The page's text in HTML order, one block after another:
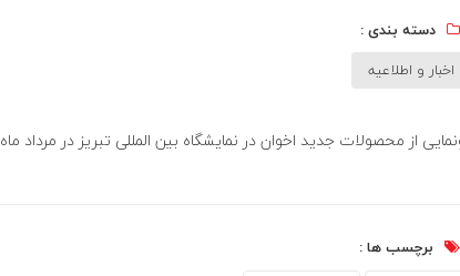
دسته بندی :
اخبار و اطلاعیه
از محصولات جدید اخوان در نمایشگاه بین المللی تبریز در مرداد ماه ۱۳۹۷
برچسب ها :